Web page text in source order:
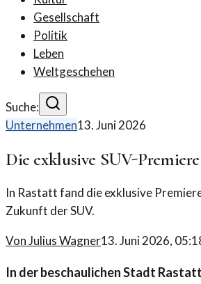
Gesellschaft
Politik
Leben
Weltgeschehen
Suche:
Unternehmen13. Juni 2026
Die exklusive SUV-
In Rastatt fand die exklusive
Zukunft der SUV.
VonJulius Wagner13. Juni 2026,
In der beschaulichen Stadt